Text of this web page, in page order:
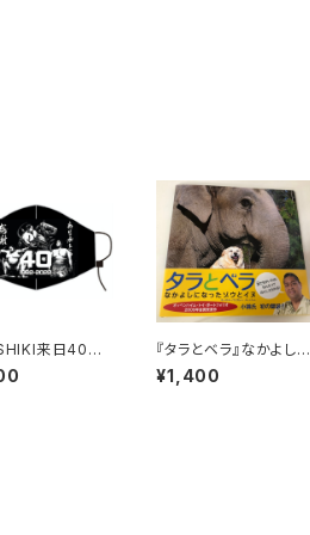
来日40周
ージョン【KO
スク】（3デザ
『タラとベラ』なかよしに
なったゾウとイヌ
¥1,400